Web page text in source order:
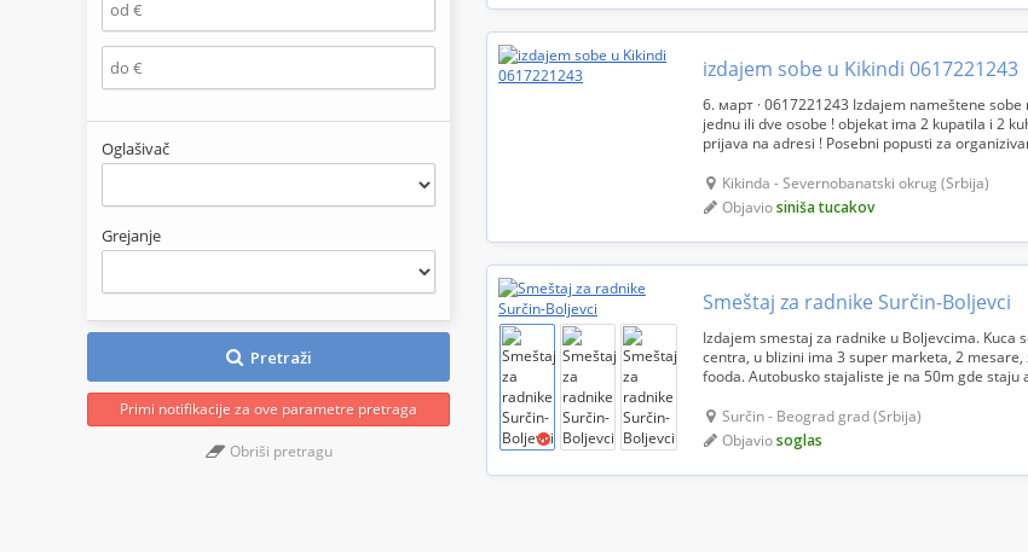
izdajem sobe u Kikindi 0617221243
6. март · 0617221243 Izdajem nameštene
jednu ili dve osobe ! objekat ima 2 kupatila i 2
prijava na adresi ! Posebni popusti za
Kikinda - Severnobanatski okrug (Srbija)
Objaviosiniša tucakov
Smeštaj za radnike Surčin-Boljevci
Izdajem smestaj za radnike u Boljevcima. Kuca
centra, u blizini ima 3 super marketa, 2
fooda. Autobusko stajaliste je na 50m gde staju
Surčin - Beograd grad (Srbija)
Objaviosoglas
Oglašivač
Grejanje
Pretraži
Primi notifikacije za ove parametre pretraga
Obriši pretragu